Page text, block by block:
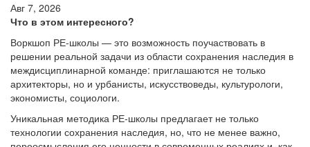
Авг 7, 2026
Что в этом интересного?
Воркшоп РЕ-школы — это возможность поучаствовать в
решении реальной задачи из области сохранения наследия в
междисциплинарной команде: приглашаются не только
архитекторы, но и урбанисты, искусствоведы, культурологи,
экономисты, социологи.
Уникальная методика РЕ-школы предлагает не только
технологии сохранения наследия, но, что не менее важно,